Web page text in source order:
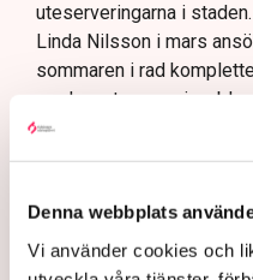
Denna webbplats
Vi använder cookies och
uteserveringarna i
Linda Nilsson i mars
sommaren i rad
med en uteservering,
bort, annars inget
plats i över tio år, har ett
– Dessutom har jag ju
två senaste somrarna, så